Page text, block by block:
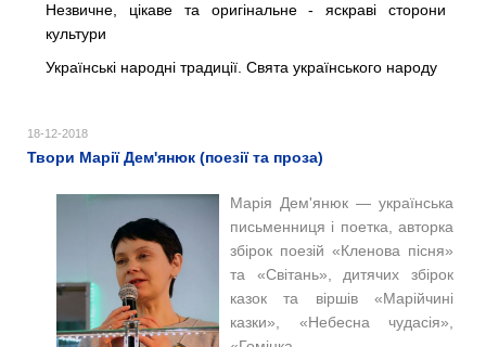
Незвичне, цікаве та оригінальне - яскраві сторони
культури
Українські народні традиції. Свята українського народу
18-12-2018
Твори Марії Дем'янюк (поезії та проза)
Марія Дем'янюк — українська
письменниця і поетка, авторка
збірок поезій «Кленова пісня»
та «Світань», дитячих збірок
казок та віршів «Марійчині
казки», «Небесна чудасія»,